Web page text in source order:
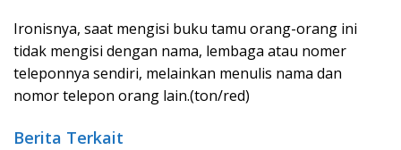
Ironisnya, saat mengisi buku tamu orang-orang ini
tidak mengisi dengan nama, lembaga atau nomer
teleponnya sendiri, melainkan menulis nama dan
nomor telepon orang lain.(ton/red)
Berita Terkait